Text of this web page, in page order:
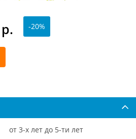
р. -20%
от 3-х лет до 5-ти лет